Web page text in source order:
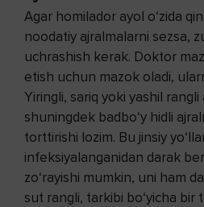
Agar homilador ayol o‘zida
noodatiy ajralmalarni sezsa,
uchrashish kerak. Doktor
etish uchun mazok oladi,
Yiringli, sariq yoki yashil rangli
shuningdek badbo‘y hidli
torttirishi lozim. Bu jinsiy
infeksiyalanganidan darak
zo‘rayishi mumkin, uni ham
sut rangli, tarkibi bo‘yicha bir